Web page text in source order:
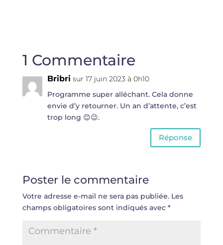
1 Commentaire
Bribri sur 17 juin 2023 à 0h10
Programme super alléchant. Cela donne
envie d’y retourner. Un an d’attente, c’est
trop long 😊😉.
Réponse
Poster le commentaire
Votre adresse e-mail ne sera pas publiée. Les
champs obligatoires sont indiqués avec *